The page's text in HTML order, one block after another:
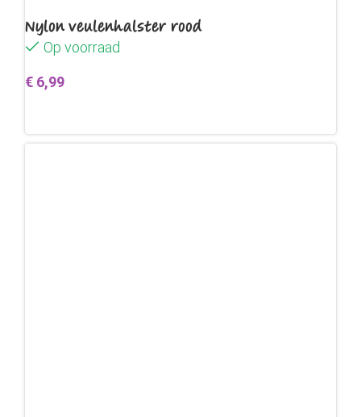
Nylon veulenhalster rood
Op voorraad
€ 6,99